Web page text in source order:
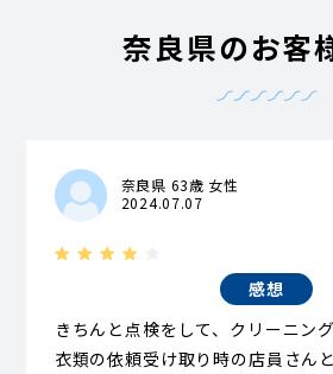
奈良県のお客
奈良県 63歳 女性
2024.07.07
感想
きちんと点検をして、クリーニン
衣類の依頼受け取り時の店員さん